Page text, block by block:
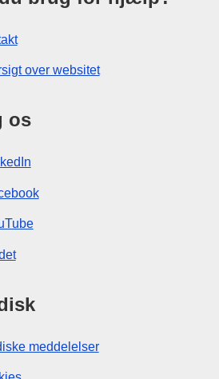
over websitet
os
meddelelser